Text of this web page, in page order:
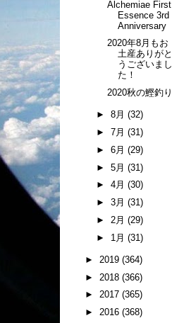
Alchemiae First
Essence 3rd
Anniversary
2020年8月もお
土産ありがと
うございまし
た！
2020秋の鰹釣り
► 8月 (32)
► 7月 (31)
► 6月 (29)
► 5月 (31)
► 4月 (30)
► 3月 (31)
► 2月 (29)
► 1月 (31)
► 2019 (364)
► 2018 (366)
► 2017 (365)
► 2016 (368)